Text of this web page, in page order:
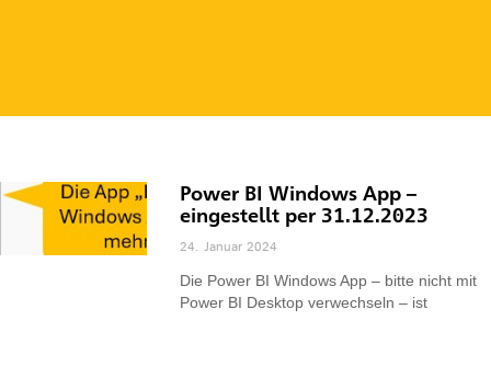
Power BI Windows App –
eingestellt per 31.12.2023
24. Januar 2024
Die Power BI Windows App – bitte nicht mit
Power BI Desktop verwechseln – ist